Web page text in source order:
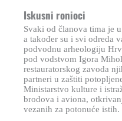
Iskusni ronioci
Svaki od članova tima je
a također su i svi odreda
podvodnu arheologiju
pod vodstvom Igora
restauratorskog zavoda
partneri u zaštiti
Ministarstvo kulture i
brodova i aviona,
vezanih za potonuće istih.